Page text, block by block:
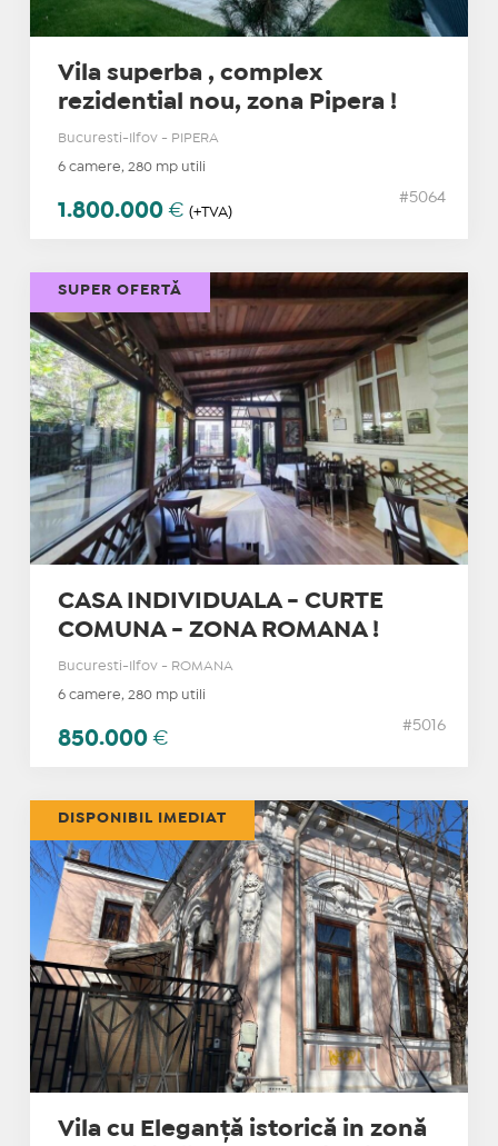
Vila superba , complex
rezidential nou, zona Pipera !
Bucuresti-Ilfov - PIPERA
6 camere, 280 mp utili
1.800.000 € (+TVA)
#5064
CASA INDIVIDUALA - CURTE
COMUNA - ZONA ROMANA !
Bucuresti-Ilfov - ROMANA
6 camere, 280 mp utili
850.000 €
#5016
SUPER OFERTĂ
Vila cu Eleganță istorică in zonă
DISPONIBIL IMEDIAT